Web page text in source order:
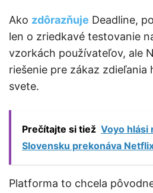
Ako zdôrazňuje Deadline,
len o zriedkavé testovanie
vzorkách používateľov, ale
riešenie pre zákaz zdieľania
svete.
Prečítajte si tiež Voyo hlási
Slovensku prekonáva
Platforma to chcela